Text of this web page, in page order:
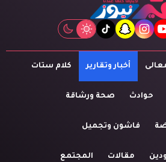
youtube
instagram
snapchat
tiktok
أخبار وتقارير كلام ستات
حوادث صحة ورشاقة
فاشون وتجميل
مقالات المجتمع